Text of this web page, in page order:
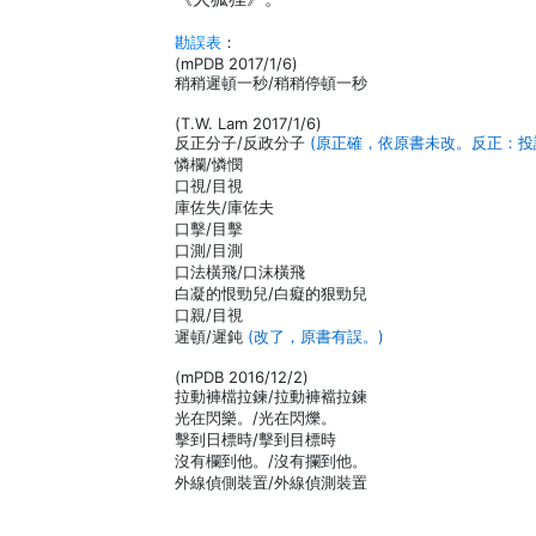
勘誤表 ：
(mPDB 2017/1/6)
稍稍遲頓一秒/稍稍停頓一秒
(T.W. Lam 2017/1/6)
反正分子/反政分子 (原正確，依原書未改。反正：
憐欄/憐憫
口視/目視
庫佐失/庫佐夫
口擊/目擊
口測/目測
口法橫飛/口沫橫飛
白凝的恨勁兒/白癡的狠勁兒
口親/目視
遲頓/遲鈍 (改了，原書有誤。)
(mPDB 2016/12/2)
拉動褲檔拉鍊/拉動褲襠拉鍊
光在閃樂。/光在閃爍。
擊到日標時/擊到目標時
沒有欄到他。/沒有攔到他。
外線偵側裝置/外線偵測裝置